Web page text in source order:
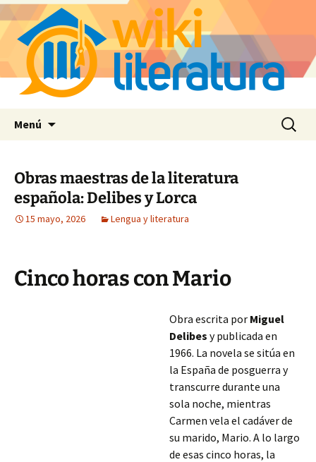
Menú Buscar:
Obras maestras de la literatura
española: Delibes y Lorca
15 mayo, 2026 Lengua y literatura
Cinco horas con Mario
Obra escrita por Miguel
Delibes y publicada en
1966. La novela se sitúa en
la España de posguerra y
transcurre durante una
sola noche, mientras
Carmen vela el cadáver de
su marido, Mario. A lo largo
de esas cinco horas, la